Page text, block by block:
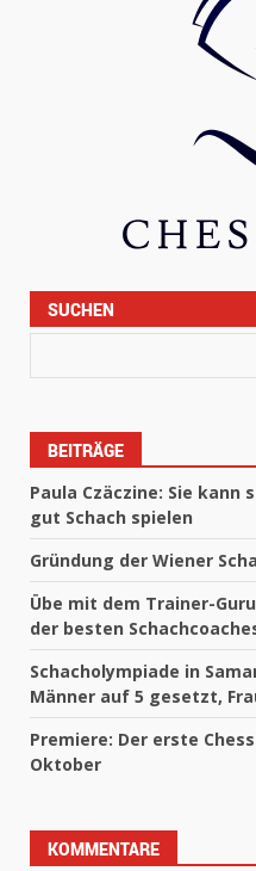
SUCHEN
BEITRÄGE
Paula Czäczine: Sie
gut Schach spielen
Gründung der Wiener
Übe mit dem Trainer-
der besten
Schacholympiade in
Männer auf 5 gesetzt,
Premiere: Der erste
Oktober
KOMMENTARE